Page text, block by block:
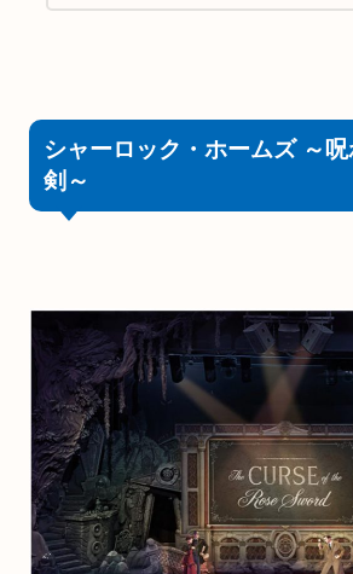
る、ワールドクラスの
シャーロック・ホームズ ～
剣～